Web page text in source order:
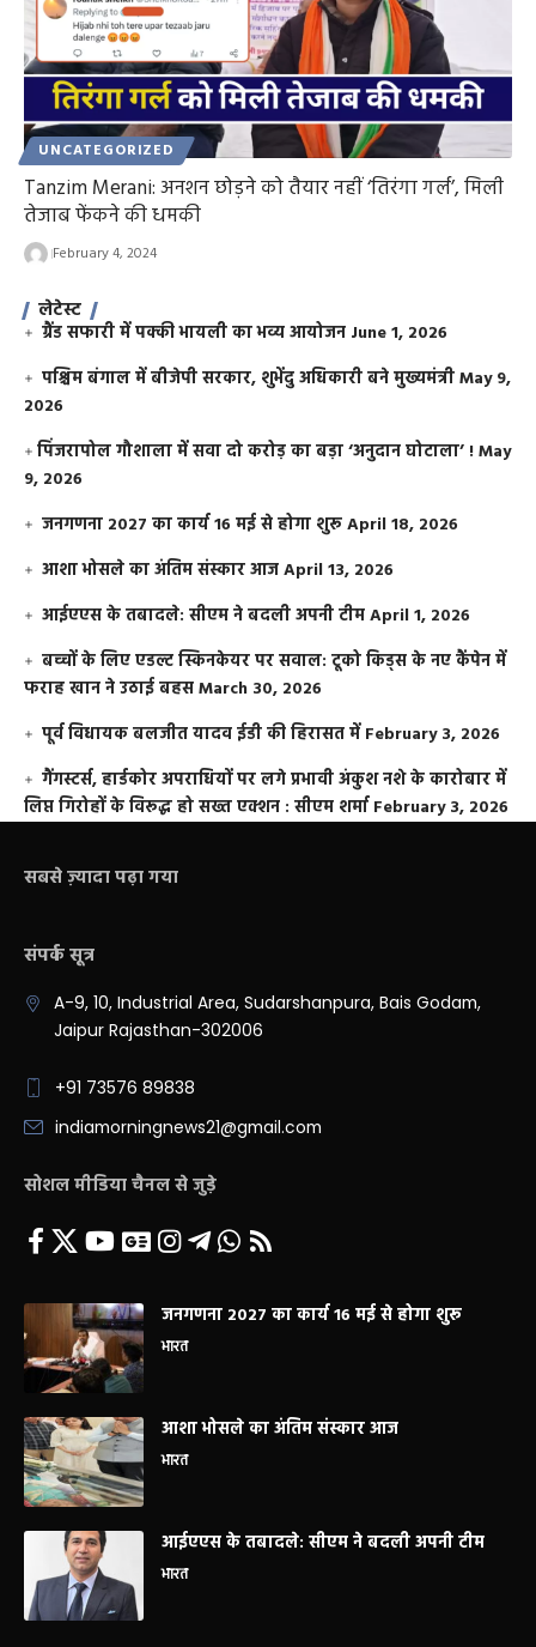
UNCATEGORIZED
Tanzim Merani: अनशन छोड़ने को तैयार नहीं ‘तिरंगा गर्ल’, मिली
तेजाब फेंकने की धमकी
February 4, 2024
लेटेस्ट
ग्रैंड सफारी में पक्की भायली का भव्य आयोजन June 1, 2026
पश्चिम बंगाल में बीजेपी सरकार, शुभेंदु अधिकारी बने मुख्यमंत्रीMay 9,
2026
​पिंजरापोल गौशाला में सवा दो करोड़ का बड़ा ‘अनुदान घोटाला’ !May
9, 2026
जनगणना 2027 का कार्य 16 मई से होगा शुरूApril 18, 2026
आशा भोसले का अंतिम संस्कार आजApril 13, 2026
आईएएस के तबादले: सीएम ने बदली अपनी टीमApril 1, 2026
बच्चों के लिए एडल्ट स्किनकेयर पर सवाल: टूको किड्स के नए कैंपेन में
फराह खान ने उठाई बहसMarch 30, 2026
पूर्व विधायक बलजीत यादव ईडी की हिरासत में February 3, 2026
गैंगस्टर्स, हार्डकोर अपराधियों पर लगे प्रभावी अंकुश नशे के कारोबार में
लिप्त गिरोहों के विरूद्ध हो सख्त एक्शन : सीएम शर्मा February 3, 2026
सबसे ज़्यादा पढ़ा गया
संपर्क सूत्र
A-9, 10, Industrial Area, Sudarshanpura, Bais Godam,
Jaipur Rajasthan-302006
+91 73576 89838
indiamorningnews21@gmail.com
सोशल मीडिया चैनल से जुड़े
जनगणना 2027 का कार्य 16 मई से होगा शुरू
भारत
आशा भोसले का अंतिम संस्कार आज
भारत
आईएएस के तबादले: सीएम ने बदली अपनी टीम
भारत